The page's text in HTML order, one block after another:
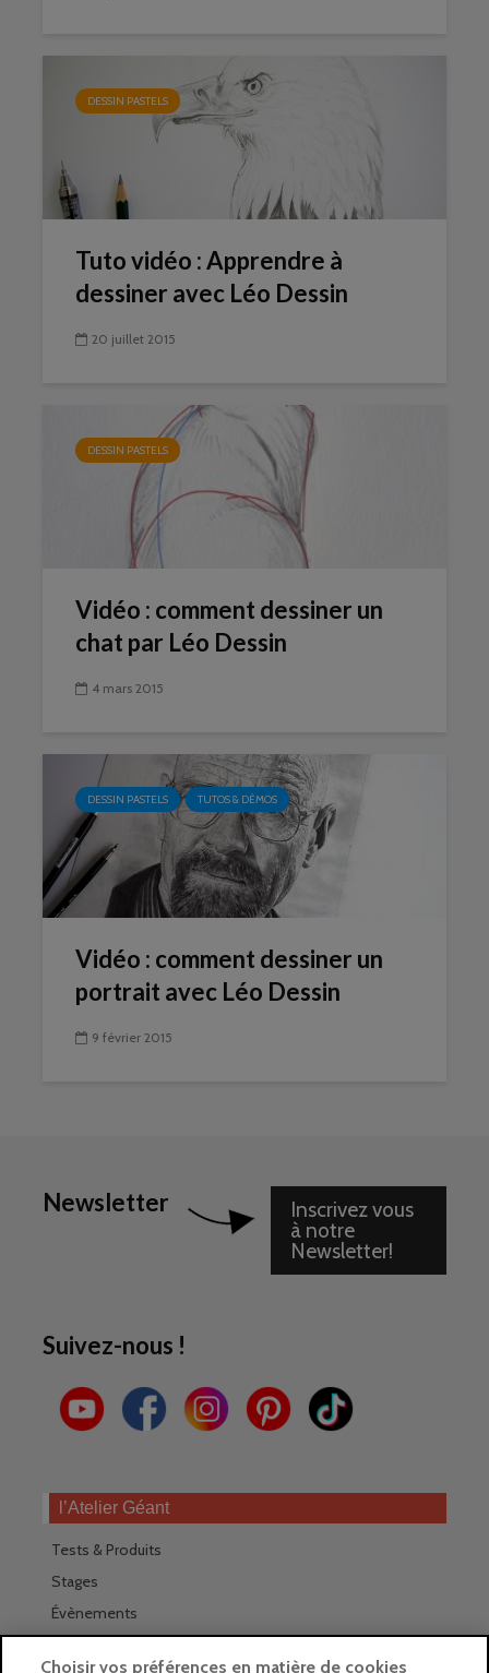
DESSIN PASTELS
Tuto vidéo : Apprendre à
dessiner avec Léo Dessin
20 juillet 2015
DESSIN PASTELS
Vidéo : comment dessiner un
chat par Léo Dessin
4 mars 2015
DESSIN PASTELS TUTOS & DÉMOS
Vidéo : comment dessiner un
portrait avec Léo Dessin
9 février 2015
Newsletter
Inscrivez vous
à notre
Newsletter!
Suivez-nous !
l’Atelier Géant
Tests & Produits
Stages
Évènements
Choisir vos préférences en matière de cookies